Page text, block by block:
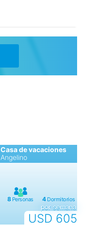
Casa de vacaciones
Angelino
USD 605
por semana